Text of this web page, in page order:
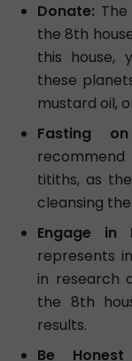
Donate:
the 8th
this house,
these
mustard oil,
Fasting
titiths, as
cleansing
Engage in
represents
in research
the 8th
results.
Be